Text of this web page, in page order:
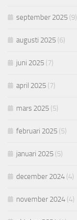
september 2025 (9)
augusti 2025 (6)
juni 2025 (7)
april 2025 (7)
mars 2025 (5)
februari 2025 (5)
januari 2025 (5)
december 2024 (4)
november 2024 (4)